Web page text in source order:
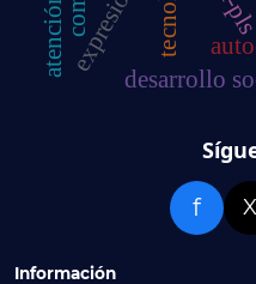
desarrollo
f X
Información